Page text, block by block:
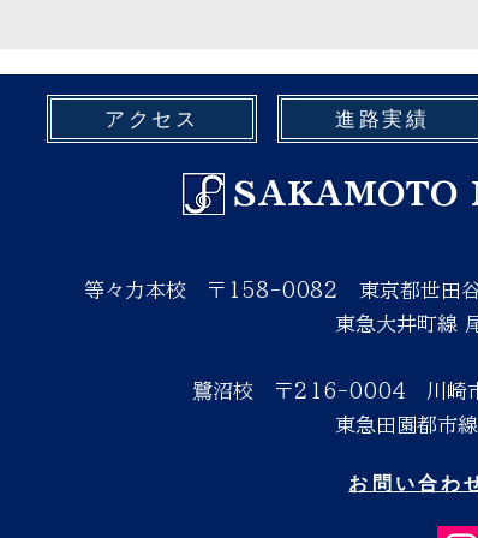
進路実績
アクセス
SAKAMOTO
等々力本校 〒158-0082 東京都世
東急大井町線
鷺沼校 〒216-0004
川
東急田園都市
お問い合わ